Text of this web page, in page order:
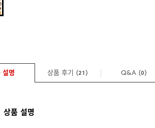
설명 상품 후기 (21 ) Q&A (0)
상품 설명